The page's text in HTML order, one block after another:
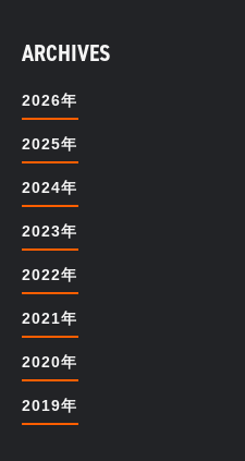
ARCHIVES
2026年
2025年
2024年
2023年
2022年
2021年
2020年
2019年